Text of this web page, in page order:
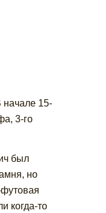
начале 15-
3-го
был
но
когда-то